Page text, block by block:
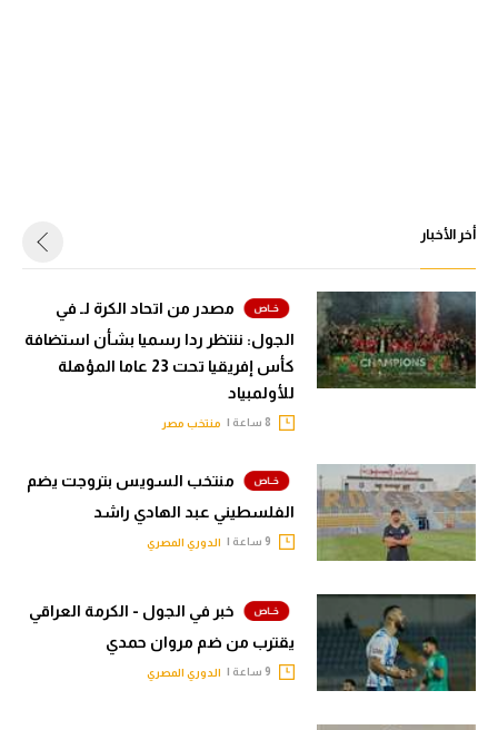
ركن الألعاب
أقسام خاصة
Gamers
تقرير في الجول
تحليل في الجول
كويز في الجول
فيديو في الجول
أخر الأخبار
مصدر من اتحاد الكرة لـ في
الجول: ننتظر ردا رسميا بشأن استضافة
كأس إفريقيا تحت 23 عاما المؤهلة
للأولمبياد
منتخب مصر
منتخب السويس بتروجت يضم
الفلسطيني عبد الهادي راشد
الدوري المصري
خبر في الجول - الكرمة العراقي
يقترب من ضم مروان حمدي
الدوري المصري